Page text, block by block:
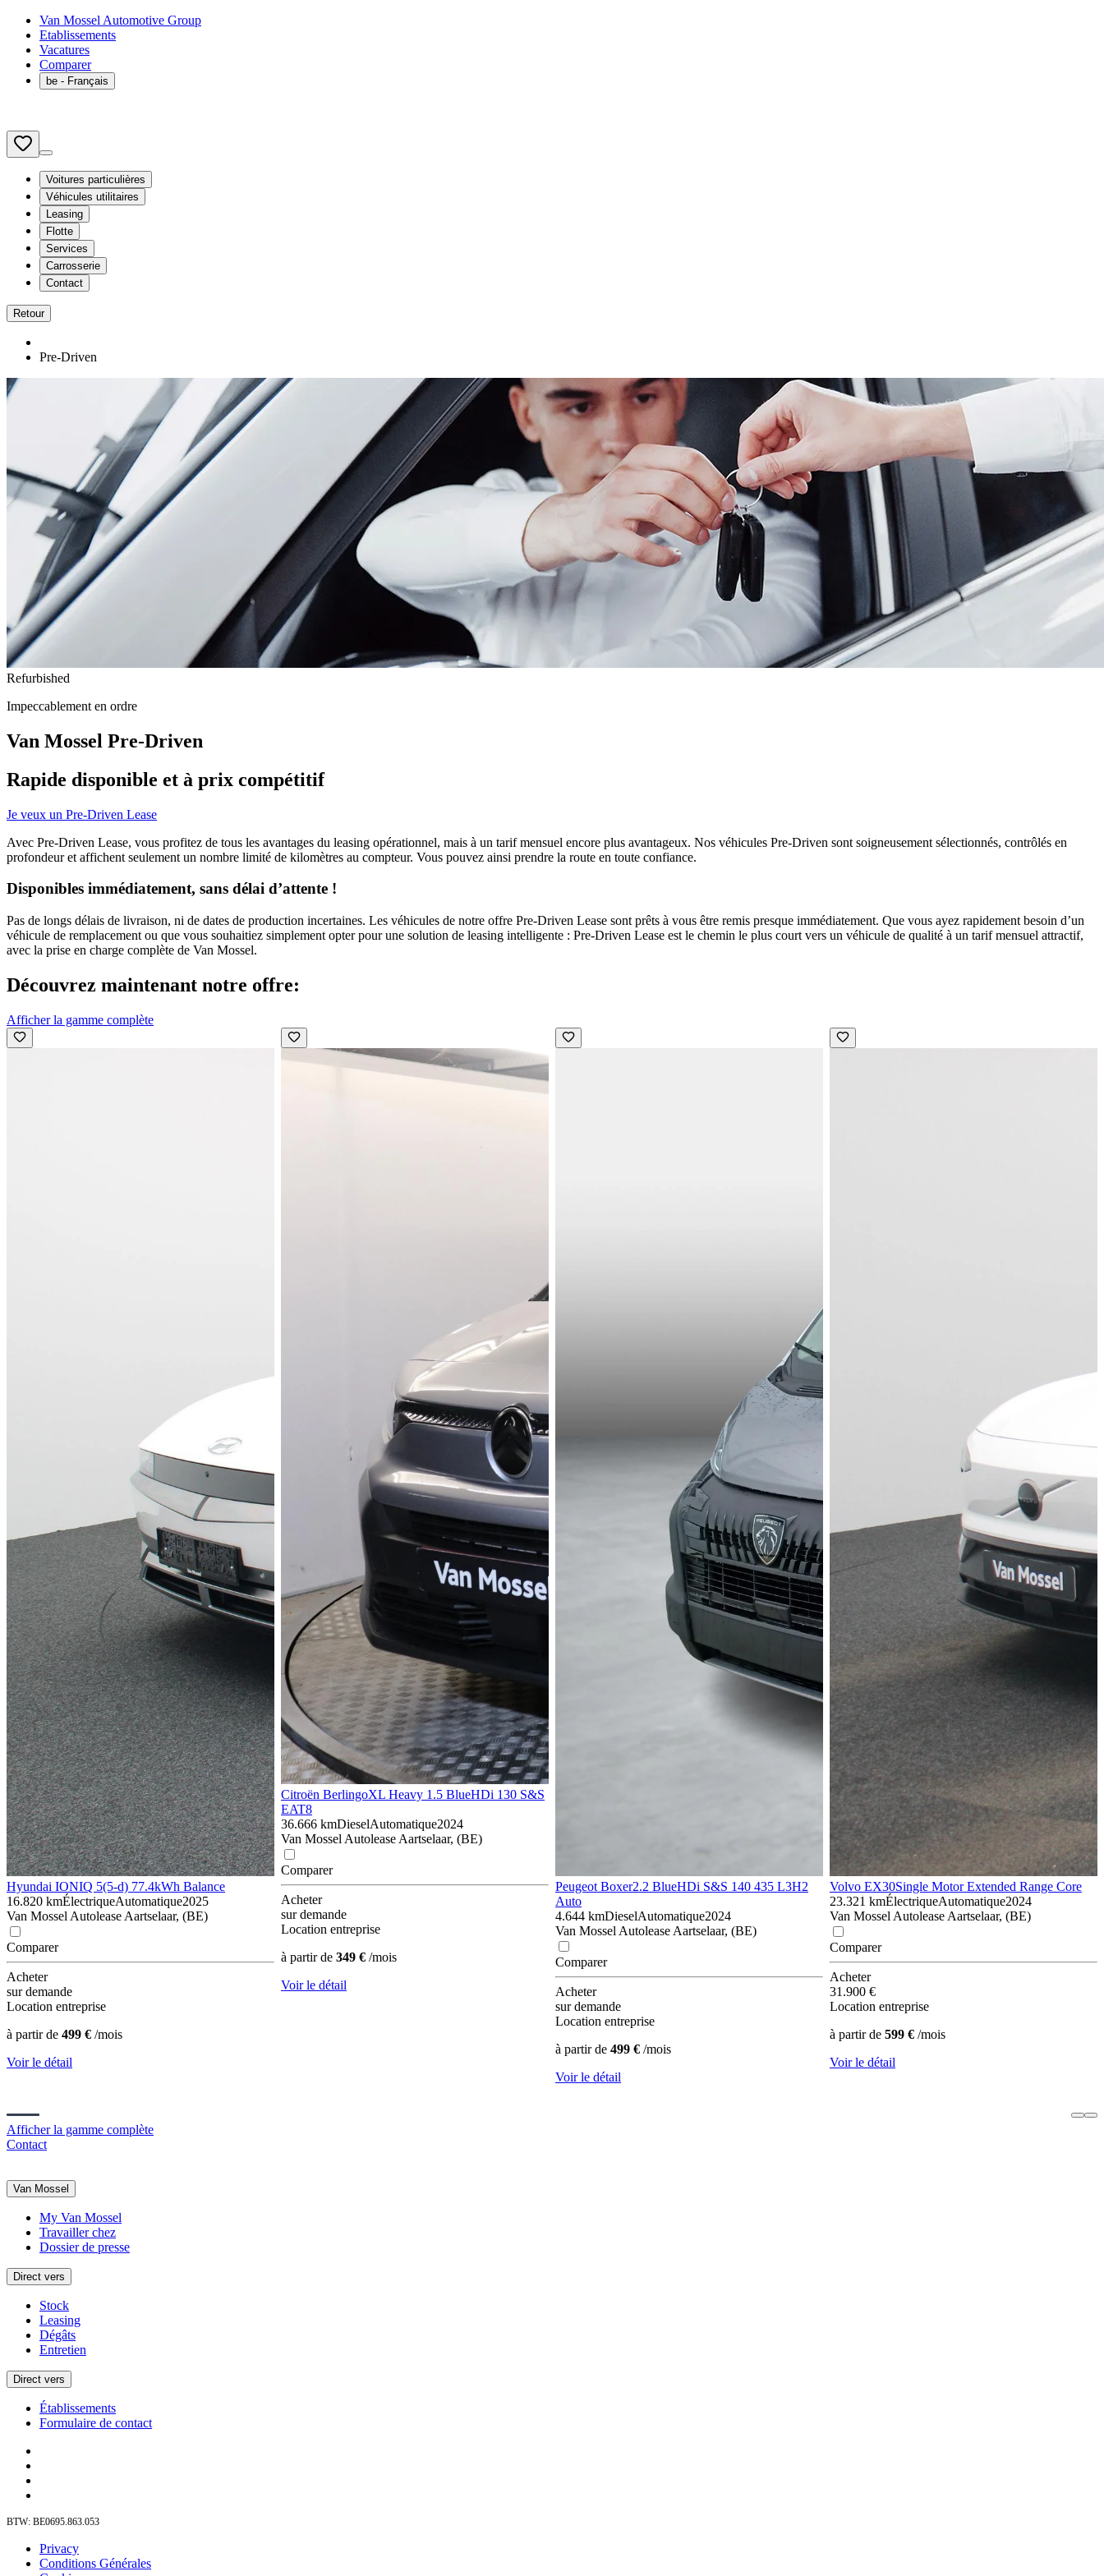
Van Mossel Automotive Group
Etablissements
Vacatures
Comparer
be - Français
Voitures particulières
Véhicules utilitaires
Leasing
Flotte
Services
Carrosserie
Contact
Retour
Pre-Driven
Refurbished
Impeccablement en ordre
Van Mossel Pre-Driven
Rapide disponible et à prix compétitif
Je veux un Pre-Driven Lease
Avec Pre-Driven Lease, vous profitez de tous les avantages du leasing opérationnel, mais à un tarif mensuel encore plus avantageux. Nos véhicules Pre-Driven sont soigneusement sélectionnés, contrôlés en
profondeur et affichent seulement un nombre limité de kilomètres au compteur. Vous pouvez ainsi prendre la route en toute confiance.
Disponibles immédiatement, sans délai d’attente !
Pas de longs délais de livraison, ni de dates de production incertaines. Les véhicules de notre offre Pre-Driven Lease sont prêts à vous être remis presque immédiatement. Que vous ayez rapidement besoin d’un
véhicule de remplacement ou que vous souhaitiez simplement opter pour une solution de leasing intelligente : Pre-Driven Lease est le chemin le plus court vers un véhicule de qualité à un tarif mensuel attractif,
avec la prise en charge complète de Van Mossel.
Découvrez maintenant notre offre:
Afficher la gamme complète
Hyundai IONIQ 5(5-d) 77.4kWh Balance
16.820 kmÉlectriqueAutomatique2025
Van Mossel Autolease Aartselaar, (BE)
Comparer
Acheter
sur demande
Location entreprise
à partir de 499 € /mois
Voir le détail
Citroën BerlingoXL Heavy 1.5 BlueHDi 130 S&S
EAT8
36.666 kmDieselAutomatique2024
Van Mossel Autolease Aartselaar, (BE)
Comparer
Acheter
sur demande
Location entreprise
à partir de 349 € /mois
Voir le détail
Peugeot Boxer2.2 BlueHDi S&S 140 435 L3H2
Auto
4.644 kmDieselAutomatique2024
Van Mossel Autolease Aartselaar, (BE)
Comparer
Acheter
sur demande
Location entreprise
à partir de 499 € /mois
Voir le détail
Volvo EX30Single Motor Extended Range Core
23.321 kmÉlectriqueAutomatique2024
Van Mossel Autolease Aartselaar, (BE)
Comparer
Acheter
31.900 €
Location entreprise
à partir de 599 € /mois
Voir le détail
Afficher la gamme complète
Contact
Van Mossel
My Van Mossel
Travailler chez
Dossier de presse
Direct vers
Stock
Leasing
Dégâts
Entretien
Direct vers
Établissements
Formulaire de contact
BTW: BE0695.863.053
Privacy
Conditions Générales